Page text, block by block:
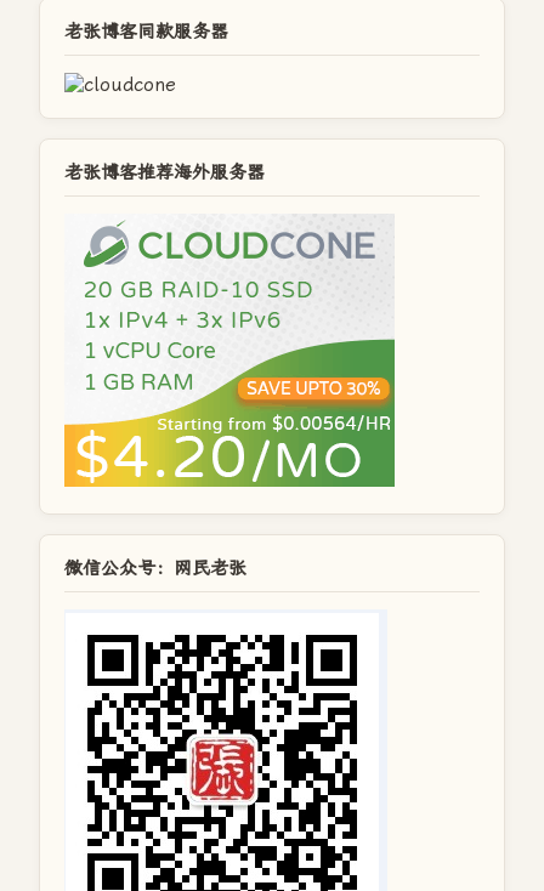
老张博客同款服务器
老张博客推荐海外服务器
微信公众号：网民老张